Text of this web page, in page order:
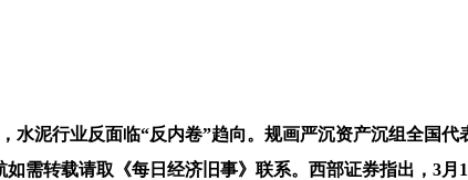
泥行业反面临“反内卷”趋向。规画严沉资产沉组全国代
需转载请取《每日经济旧事》联系。西部证券指出，3